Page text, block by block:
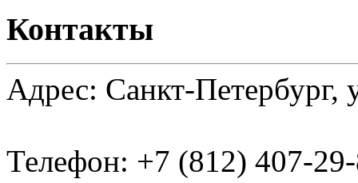
Контакты
Адрес: Санкт-Петербург,
Телефон: +7 (812) 407-